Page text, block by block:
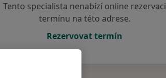
Tento specialista nenabízí online rezervaci
termínu na této adrese.
Rezervovat termín